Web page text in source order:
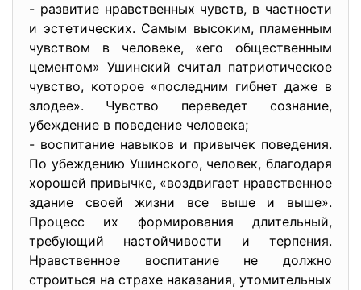
- развитие нравственных чувств, в частности
и эстетических. Самым высоким, пламенным
чувством в человеке, «его общественным
цементом» Ушинский считал патриотическое
чувство, которое «последним гибнет даже в
злодее». Чувство переведет сознание,
убеждение в поведение человека;
- воспитание навыков и привычек поведения.
По убеждению Ушинского, человек, благодаря
хорошей привычке, «воздвигает нравственное
здание своей жизни все выше и выше».
Процесс их формирования длительный,
требующий настойчивости и терпения.
Нравственное воспитание не должно
строиться на страхе наказания, утомительных